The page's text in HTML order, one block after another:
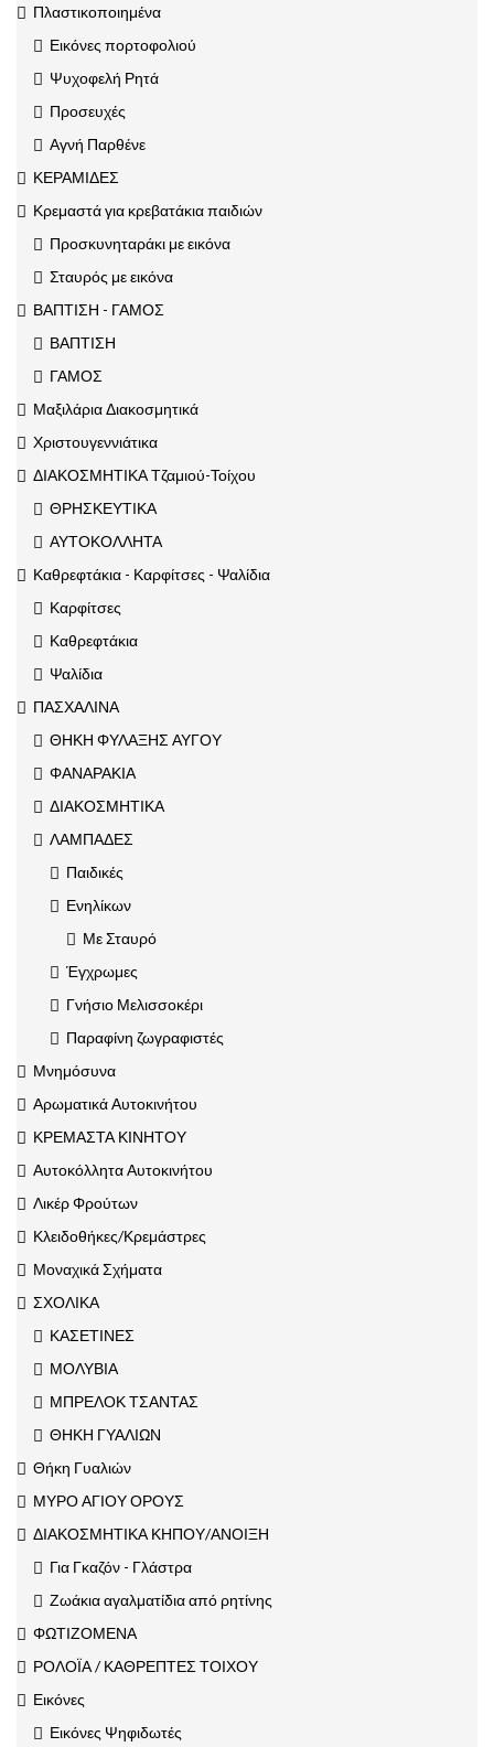
Πλαστικοποιημένα
Εικόνες πορτοφολιού
Ψυχοφελή Ρητά
Προσευχές
Αγνή Παρθένε
ΚΕΡΑΜΙΔΕΣ
Κρεμαστά για κρεβατάκια παιδιών
Προσκυνηταράκι με εικόνα
Σταυρός με εικόνα
ΒΑΠΤΙΣΗ - ΓΑΜΟΣ
ΒΑΠΤΙΣΗ
ΓΑΜΟΣ
Μαξιλάρια Διακοσμητικά
Χριστουγεννιάτικα
ΔΙΑΚΟΣΜΗΤΙΚΑ Τζαμιού-Τοίχου
ΘΡΗΣΚΕΥΤΙΚΑ
ΑΥΤΟΚΟΛΛΗΤΑ
Καθρεφτάκια - Καρφίτσες - Ψαλίδια
Καρφίτσες
Καθρεφτάκια
Ψαλίδια
ΠΑΣΧΑΛΙΝΑ
ΘΗΚΗ ΦΥΛΑΞΗΣ ΑΥΓΟΥ
ΦΑΝΑΡΑΚΙΑ
ΔΙΑΚΟΣΜΗΤΙΚΑ
ΛΑΜΠΑΔΕΣ
Παιδικές
Ενηλίκων
Με Σταυρό
Έγχρωμες
Γνήσιο Μελισσοκέρι
Παραφίνη ζωγραφιστές
Μνημόσυνα
Αρωματικά Αυτοκινήτου
ΚΡΕΜΑΣΤΑ ΚΙΝΗΤΟΥ
Αυτοκόλλητα Αυτοκινήτου
Λικέρ Φρούτων
Κλειδοθήκες/Κρεμάστρες
Μοναχικά Σχήματα
ΣΧΟΛΙΚΑ
ΚΑΣΕΤΙΝΕΣ
ΜΟΛΥΒΙΑ
ΜΠΡΕΛΟΚ ΤΣΑΝΤΑΣ
ΘΗΚΗ ΓΥΑΛΙΩΝ
Θήκη Γυαλιών
ΜΥΡΟ ΑΓΙΟΥ ΟΡΟΥΣ
ΔΙΑΚΟΣΜΗΤΙΚΑ ΚΗΠΟΥ/ΑΝΟΙΞΗ
Για Γκαζόν - Γλάστρα
Ζωάκια αγαλματίδια από ρητίνης
ΦΩΤΙΖΟΜΕΝΑ
ΡΟΛΟΪΑ / ΚΑΘΡΕΠΤΕΣ ΤΟΙΧΟΥ
Εικόνες
Εικόνες Ψηφιδωτές